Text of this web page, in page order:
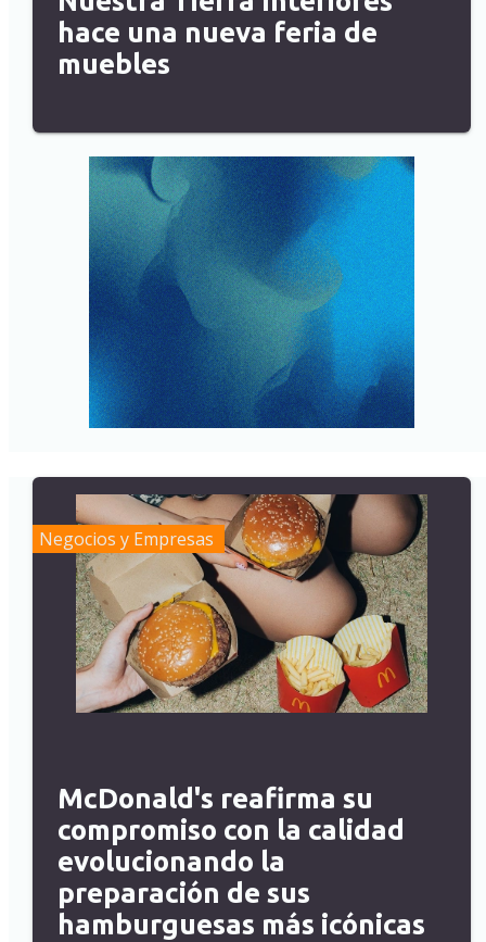
hace una nueva feria de
muebles
Negocios y Empresas
McDonald's reafirma su
compromiso con la calidad
evolucionando la
preparación de sus
hamburguesas más icónicas